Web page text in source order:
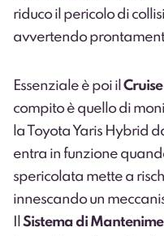
riduco il pericolo di
avvertendo
Essenziale è poi il
compito è quello di
la Toyota Yaris Hybrid
entra in funzione
spericolata mette a
innescando un
Sistema di